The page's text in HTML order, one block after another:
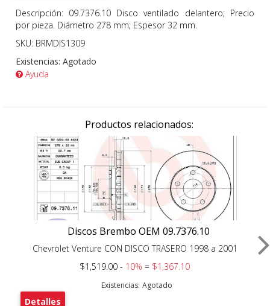
Descripción: 09.7376.10 Disco ventilado delantero; Precio
por pieza. Diámetro 278 mm; Espesor 32 mm.
SKU: BRMDIS1309
Existencias:Agotado
Ayuda
Productos relacionados:
Discos Brembo OEM 09.7376.10
Chevrolet Venture CON DISCO TRASERO 1998 a 2001
$1,519.00 - 10%= $1,367.10
Existencias: Agotado
Detalles